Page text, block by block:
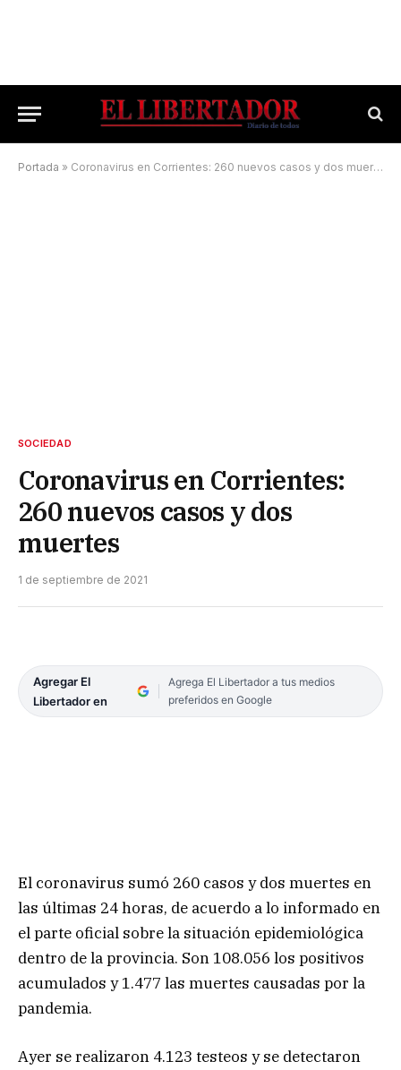
Portada » Coronavirus en Corrientes: 260 nuevos casos y dos muertes
SOCIEDAD
Coronavirus en Corrientes:
260 nuevos casos y dos
muertes
1 de septiembre de 2021
Agregar El
Libertador en
Agrega El Libertador a tus medios
preferidos en Google
El coronavirus sumó 260 casos y dos muertes en
las últimas 24 horas, de acuerdo a lo informado en
el parte oficial sobre la situación epidemiológica
dentro de la provincia. Son 108.056 los positivos
acumulados y 1.477 las muertes causadas por la
pandemia.
Ayer se realizaron 4.123 testeos y se detectaron